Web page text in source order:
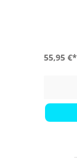
55,95 €*